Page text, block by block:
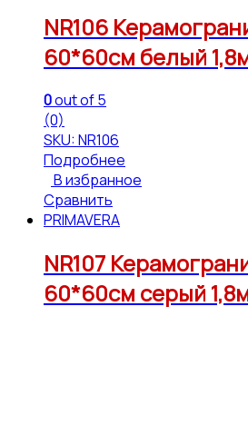
NR106
60*60см белый
0out of 5
(0)
SKU: NR106
Подробнее
В избранное
Сравнить
PRIMAVERA
NR107
60*60см серый